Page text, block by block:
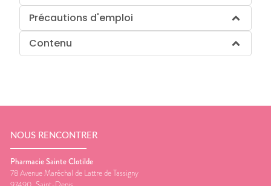
Précautions d'emploi
Contenu
NOUS RENCONTRER
Pharmacie Sainte Clotilde
78 Avenue Maréchal de Lattre de Tassigny